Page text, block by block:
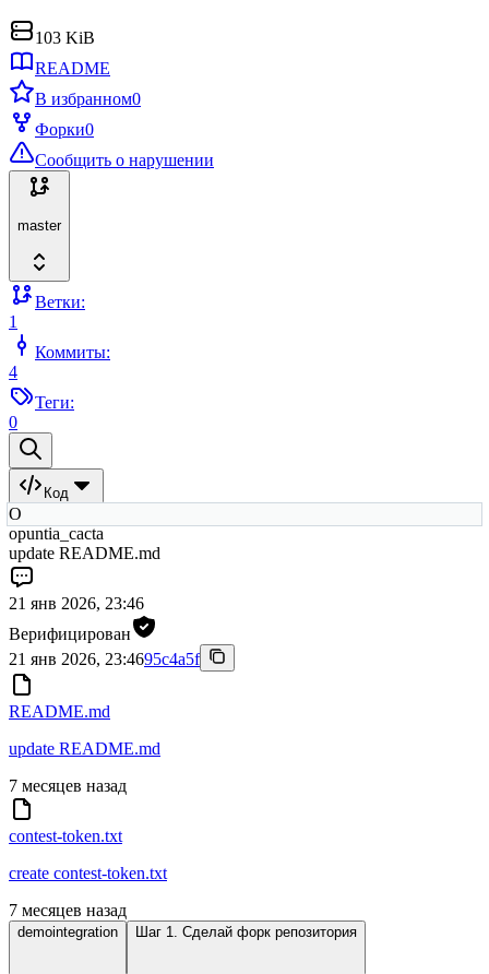
103 KiB
README
В избранном0
Форки0
Сообщить о нарушении
master
Ветки:
1
Коммиты:
4
Теги:
0
Код
O
opuntia_cacta
update README.md
21 янв 2026, 23:46
Верифицирован
21 янв 2026, 23:4695c4a5f
README.md
update README.md
7 месяцев назад
contest-token.txt
create contest-token.txt
7 месяцев назад
demointegration Шаг 1. Сделай форк репозитория